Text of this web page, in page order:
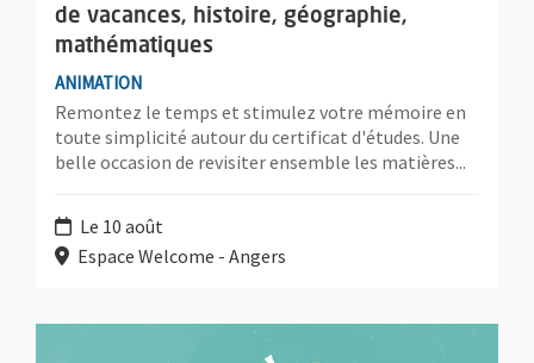
de vacances, histoire, géographie,
mathématiques
ANIMATION
Remontez le temps et stimulez votre mémoire en
toute simplicité autour du certificat d'études. Une
belle occasion de revisiter ensemble les matières...
Le 10 août
Espace Welcome - Angers
Plus d'information sur l'évènement : Quiz musical : devinez